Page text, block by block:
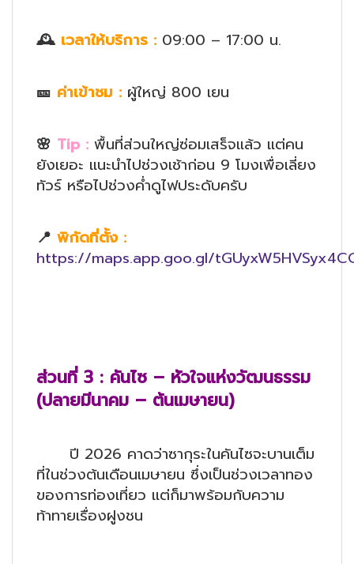
🕰️ เวลาให้บริการ : 09:00 – 17:00 น.
🎫 ค่าเข้าชม : ผู้ใหญ่ 800 เยน
🌸 Tip : พื้นที่ส่วนใหญ่ซ่อมเสร็จแล้ว แต่คน
ยังเยอะ แนะนำไปช่วงเช้าก่อน 9 โมงเพื่อเลี่ยง
ทัวร์ หรือไปช่วงค่ำดูไฟประดับครับ
📍 พิกัดที่ตั้ง :
https://maps.app.goo.gl/
ส่วนที่ 3 : คันไซ – หัวใจแห่งวัฒนธรรม
(ปลายมีนาคม – ต้นเมษายน)
ปี 2026 คาดว่าซากุระในคันไซจะบานเต็ม
ที่ในช่วงต้นเดือนเมษายน ซึ่งเป็นช่วงเวลาทอง
ของการท่องเที่ยว แต่ก็มาพร้อมกับความ
ท้าทายเรื่องฝูงชน